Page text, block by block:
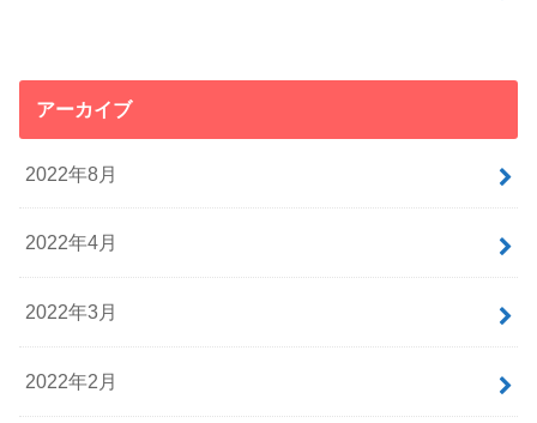
アーカイブ
2022年8月
2022年4月
2022年3月
2022年2月